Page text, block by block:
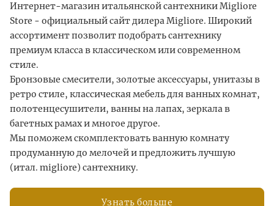
Интернет-магазин итальянской сантехники Migliore
Store - официальный сайт дилера Migliore. Широкий
ассортимент позволит подобрать сантехнику
премиум класса в классическом или современном
стиле.
Бронзовые смесители, золотые аксессуары, унитазы в
ретро стиле, классическая мебель для ванных комнат,
полотенцесушители, ванны на лапах, зеркала в
багетных рамах и многое другое.
Мы поможем скомплектовать ванную комнату
продуманную до мелочей и предложить лучшую
(итал. migliore) сантехнику.
Узнать больше